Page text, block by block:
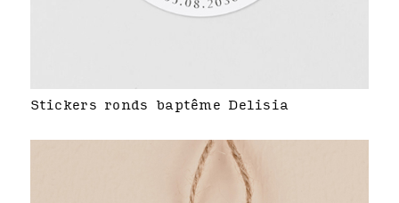
Stickers ronds baptême Delisia